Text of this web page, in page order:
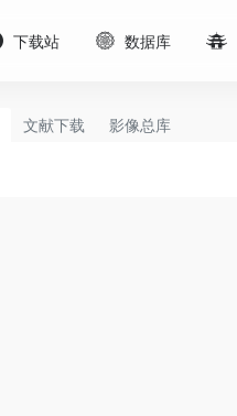
下载站 数据库
文献下载 影像总库